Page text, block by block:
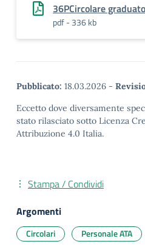
36PCircolare
pdf - 336 kb
Pubblicato: 18.03.2026 -
Eccetto dove diversamente
stato rilasciato sotto Licenza
Attribuzione 4.0 Italia.
Stampa / Condividi
Argomenti
Circolari Personale ATA